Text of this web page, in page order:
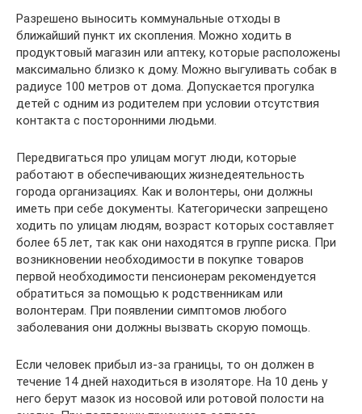
Разрешено выносить коммунальные отходы в
ближайший пункт их скопления. Можно ходить в
продуктовый магазин или аптеку, которые расположены
максимально близко к дому. Можно выгуливать собак в
радиусе 100 метров от дома. Допускается прогулка
детей с одним из родителем при условии отсутствия
контакта с посторонними людьми.
Передвигаться про улицам могут люди, которые
работают в обеспечивающих жизнедеятельность
города организациях. Как и волонтеры, они должны
иметь при себе документы. Категорически запрещено
ходить по улицам людям, возраст которых составляет
более 65 лет, так как они находятся в группе риска. При
возникновении необходимости в покупке товаров
первой необходимости пенсионерам рекомендуется
обратиться за помощью к родственникам или
волонтерам. При появлении симптомов любого
заболевания они должны вызвать скорую помощь.
Если человек прибыл из-за границы, то он должен в
течение 14 дней находиться в изоляторе. На 10 день у
него берут мазок из носовой или ротовой полости на